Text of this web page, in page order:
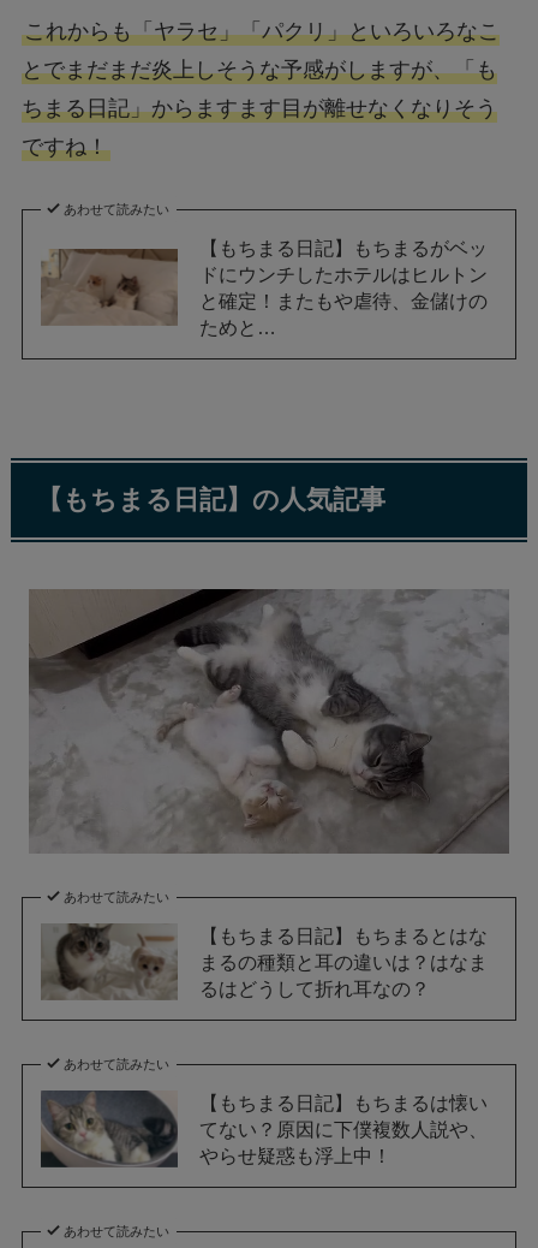
これからも「ヤラセ」「パクリ」といろいろなこ
とでまだまだ炎上しそうな予感がしますが、「も
ちまる日記」からますます目が離せなくなりそう
ですね！
あわせて読みたい
【もちまる日記】もちまるがベッ
ドにウンチしたホテルはヒルトン
と確定！またもや虐待、金儲けの
ためと…
【もちまる日記】の人気記事
あわせて読みたい
【もちまる日記】もちまるとはな
まるの種類と耳の違いは？はなま
るはどうして折れ耳なの？
あわせて読みたい
【もちまる日記】もちまるは懐い
てない？原因に下僕複数人説や、
やらせ疑惑も浮上中！
あわせて読みたい